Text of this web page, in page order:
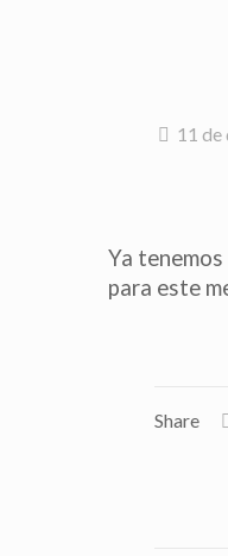
11 de
Ya
para este
Share